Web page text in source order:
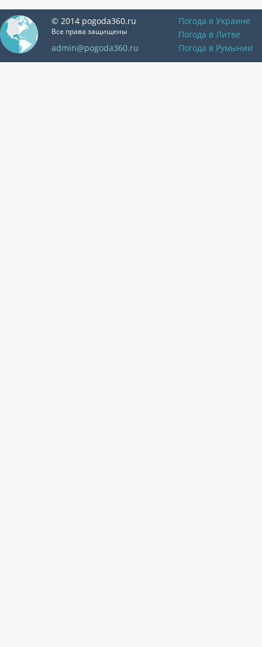
© 2014 pogoda360.ru
Все права защищены
admin@pogoda360.ru
Погода в Украине
Погода в Литве
Погода в Румынии